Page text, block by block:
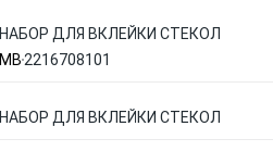
НАБОР ДЛЯ ВКЛЕЙКИ СТЕКОЛ
MB 2216708101
НАБОР ДЛЯ ВКЛЕЙКИ СТЕКОЛ